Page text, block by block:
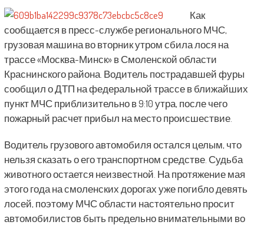
Как
сообщается в пресс-службе регионального МЧС,
грузовая машина во вторник утром сбила лося на
трассе «Москва-Минск» в Смоленской области
Краснинского района. Водитель пострадавшей фуры
сообщил о ДТП на федеральной трассе в ближайших
пункт МЧС приблизительно в 9:10 утра, после чего
пожарный расчет прибыл на место происшествие.
Водитель грузового автомобиля остался целым, что
нельзя сказать о его транспортном средстве. Судьба
животного остается неизвестной. На протяжение мая
этого года на смоленских дорогах уже погибло девять
лосей, поэтому МЧС области настоятельно просит
автомобилистов быть предельно внимательными во